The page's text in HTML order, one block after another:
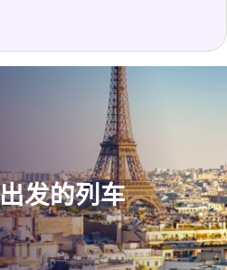
发的列车